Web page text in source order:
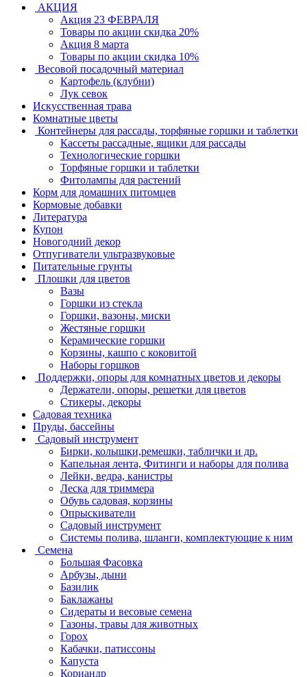
АКЦИЯ
Акция 23 ФЕВРАЛЯ
Товары по акции скидка 20%
Акция 8 марта
Товары по акции скидка 10%
Весовой посадочный материал
Картофель (клубни)
Лук севок
Искусственная трава
Комнатные цветы
Контейнеры для рассады, торфяные горшки и таблетки
Кассеты рассадные, ящики для рассады
Технологические горшки
Торфяные горшки и таблетки
Фитолампы для растений
Корм для домашних питомцев
Кормовые добавки
Литература
Купон
Новогодний декор
Отпугиватели ультразвуковые
Питательные грунты
Плошки для цветов
Вазы
Горшки из стекла
Горшки, вазоны, миски
Жестяные горшки
Керамические горшки
Корзины, кашпо с коковитой
Наборы горшков
Поддержки, опоры для комнатных цветов и декоры
Держатели, опоры, решетки для цветов
Стикеры, декоры
Садовая техника
Пруды, бассейны
Садовый инструмент
Бирки, колышки,ремешки, таблички и др.
Капельная лента, Фитинги и наборы для полива
Лейки, ведра, канистры
Леска для триммера
Обувь садовая, корзины
Опрыскиватели
Садовый инструмент
Системы полива, шланги, комплектующие к ним
Семена
Большая Фасовка
Арбузы, дыни
Базилик
Баклажаны
Сидераты и весовые семена
Газоны, травы для животных
Горох
Кабачки, патиссоны
Капуста
Кориандр